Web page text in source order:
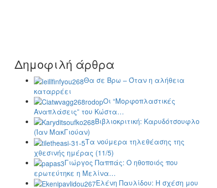
Δημοφιλή άρθρα
Θα σε Βρω – Όταν η αλήθεια
καταρρέει
Οι “Μορφοπλαστικές
Αναπλάσεις” του Κώστα…
Βιβλιοκριτική: Καρυδότσουφλο
(Ίαν ΜακΓιούαν)
Τα νούμερα τηλεθέασης της
χθεσινής ημέρας (11/5)
Γιώργος Παππάς: Ο ηθοποιός που
ερωτεύτηκε η Μελίνα…
Ελένη Παυλίδου: Η σχέση μου